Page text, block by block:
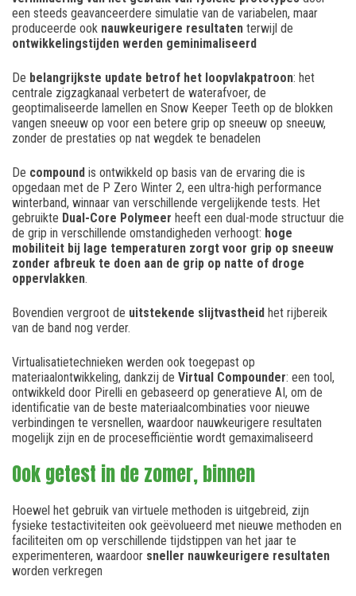
een steeds geavanceerdere simulatie van de variabelen, maar
produceerde ook nauwkeurigere resultaten terwijl de
ontwikkelingstijden werden geminimaliseerd
De belangrijkste update betrof het loopvlakpatroon: het
centrale zigzagkanaal verbetert de waterafvoer, de
geoptimaliseerde lamellen en Snow Keeper Teeth op de blokken
vangen sneeuw op voor een betere grip op sneeuw op sneeuw,
zonder de prestaties op nat wegdek te benadelen
De compound is ontwikkeld op basis van de ervaring die is
opgedaan met de P Zero Winter 2, een ultra-high performance
winterband, winnaar van verschillende vergelijkende tests. Het
gebruikte Dual-Core Polymeer heeft een dual-mode structuur die
de grip in verschillende omstandigheden verhoogt: hoge
mobiliteit bij lage temperaturen zorgt voor grip op sneeuw
zonder afbreuk te doen aan de grip op natte of droge
oppervlakken.
Bovendien vergroot de uitstekende slijtvastheid het rijbereik
van de band nog verder.
Virtualisatietechnieken werden ook toegepast op
materiaalontwikkeling, dankzij de Virtual Compounder: een tool,
ontwikkeld door Pirelli en gebaseerd op generatieve AI, om de
identificatie van de beste materiaalcombinaties voor nieuwe
verbindingen te versnellen, waardoor nauwkeurigere resultaten
mogelijk zijn en de procesefficiëntie wordt gemaximaliseerd
Ook getest in de zomer, binnen
Hoewel het gebruik van virtuele methoden is uitgebreid, zijn
fysieke testactiviteiten ook geëvolueerd met nieuwe methoden en
faciliteiten om op verschillende tijdstippen van het jaar te
experimenteren, waardoor sneller nauwkeurigere resultaten
worden verkregen